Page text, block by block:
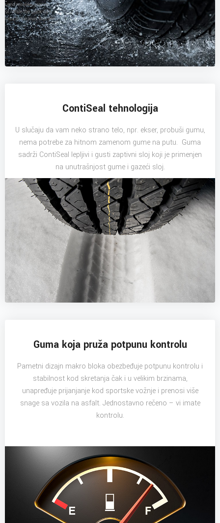
ContiSeal tehnologija
U slučaju da vam neko strano telo, npr. ekser, probuši gumu,
nema potrebe za hitnom zamenom gume na putu. Guma
sadrži ContiSeal lepljivi i gusti zaptivni sloj koji je primenjen
na unutrašnjost gume i gazeći sloj.
Guma koja pruža potpunu kontrolu
Pametni dizajn makro bloka obezbeđuje potpunu kontrolu i
stabilnost kod skretanja čak i u velikim brzinama,
unapređuje prijanjanje kod sportske vožnje i prenosi više
snage sa vozila na asfalt. Jednostavno rečeno – vi imate
kontrolu.